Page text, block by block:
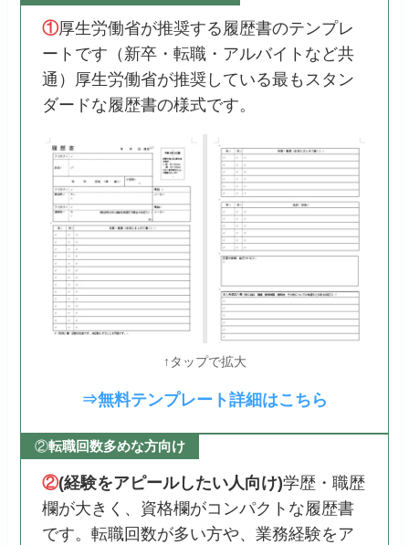
①厚生労働省が推奨する履歴書のテンプレ
ートです（新卒・転職・アルバイトなど共
通）厚生労働省が推奨している最もスタン
ダードな履歴書の様式です。
↑タップで拡大
⇒無料テンプレート詳細はこちら
②転職回数多めな方向け
②(経験をアピールしたい人向け)学歴・職歴
欄が大きく、資格欄がコンパクトな履歴書
です。転職回数が多い方や、業務経験をア